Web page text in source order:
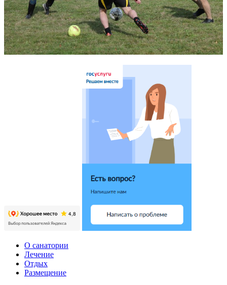
О санатории
Лечение
Отдых
Размещение